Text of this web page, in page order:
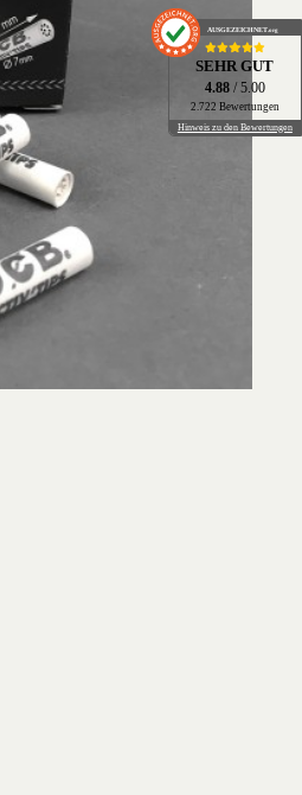
AUSGEZEICHNET.org
SEHR GUT
4.88 / 5.00
2.722 Bewertungen
Hinweis zu den Bewertungen